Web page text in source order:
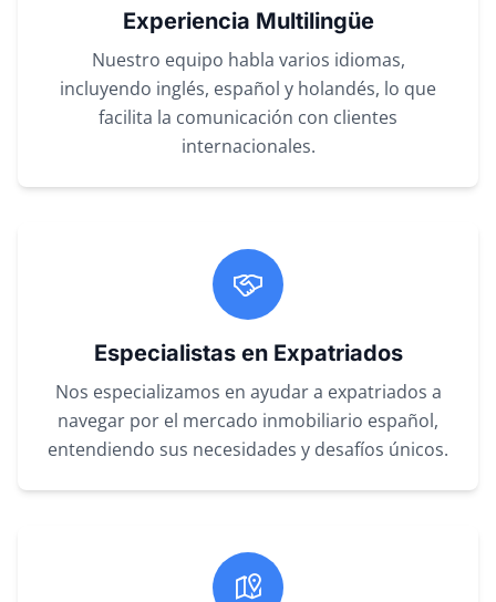
Experiencia Multilingüe
Nuestro equipo habla varios idiomas,
incluyendo inglés, español y holandés, lo que
facilita la comunicación con clientes
internacionales.
Especialistas en Expatriados
Nos especializamos en ayudar a expatriados a
navegar por el mercado inmobiliario español,
entendiendo sus necesidades y desafíos únicos.